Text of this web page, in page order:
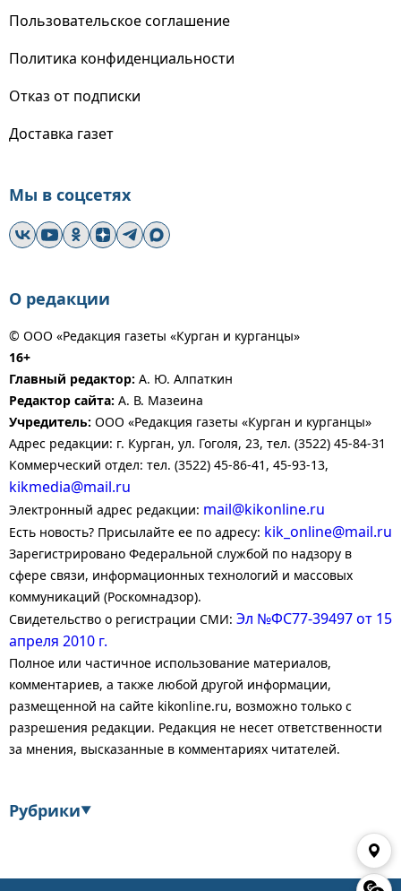
Пользовательское соглашение
Политика конфиденциальности
Отказ от подписки
Доставка газет
Мы в соцсетях
О редакции
© ООО «Редакция газеты «Курган и курганцы»
16+
Главный редактор: А. Ю. Алпаткин
Редактор сайта: А. В. Мазеина
Учредитель: ООО «Редакция газеты «Курган и курганцы»
Адрес редакции: г. Курган, ул. Гоголя, 23, тел. (3522) 45-84-31
Коммерческий отдел: тел. (3522) 45-86-41, 45-93-13,
kikmedia@mail.ru
Электронный адрес редакции: mail@kikonline.ru
Есть новость? Присылайте ее по адресу: kik_online@mail.ru
Зарегистрировано Федеральной службой по надзору в
сфере связи, информационных технологий и массовых
коммуникаций (Роскомнадзор).
Свидетельство о регистрации СМИ: Эл №ФС77-39497 от 15
апреля 2010 г.
Полное или частичное использование материалов,
комментариев, а также любой другой информации,
размещенной на сайте kikonline.ru, возможно только с
разрешения редакции. Редакция не несет ответственности
за мнения, высказанные в комментариях читателей.
Рубрики▼